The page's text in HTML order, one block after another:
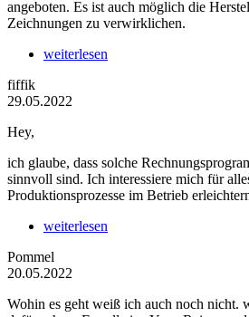
angeboten. Es ist auch möglich die
Zeichnungen zu verwirklichen.
weiterlesen
fiffik
29.05.2022
Hey,
ich glaube, dass solche
sinnvoll sind. Ich interessiere mich für
Produktionsprozesse im Betrieb
weiterlesen
Pommel
20.05.2022
Wohin es geht weiß ich auch noch nicht.